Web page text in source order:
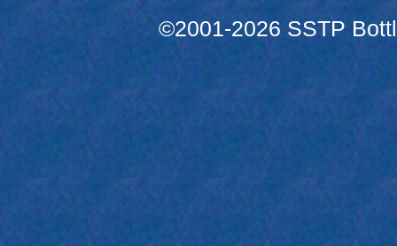
©2001-2026 SSTP